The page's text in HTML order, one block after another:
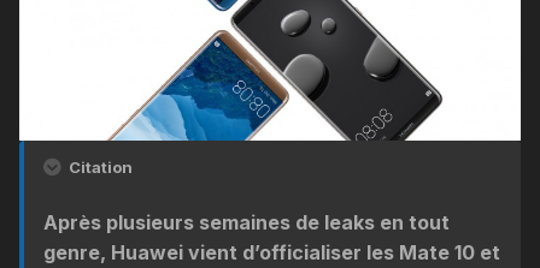
Citation
Après plusieurs semaines de leaks en tout
genre, Huawei vient d’officialiser les Mate 10 et